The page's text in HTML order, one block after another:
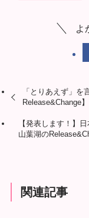
よ
「とりあえず」
Release&Change】
【発表します！】
山葉湖の
関連記事